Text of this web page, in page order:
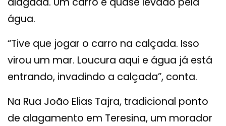
água.
“Tive que jogar o carro na calçada. Isso
virou um mar. Loucura aqui e água já está
entrando, invadindo a calçada”, conta.
Na Rua João Elias Tajra, tradicional ponto
de alagamento em Teresina, um morador